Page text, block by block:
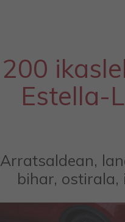
200
Estella-
Arratsaldean,
bihar, ostirala,